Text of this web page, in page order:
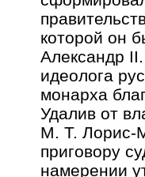
которой он
Александр
идеолога
монарха
Удалив от
М. Т. Лорис-
приговору
намерении